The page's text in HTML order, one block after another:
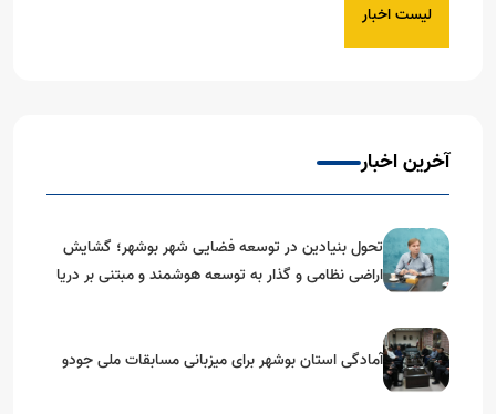
لیست اخبار
آخرین اخبار
تحول بنیادین در توسعه فضایی شهر بوشهر؛ گشایش
اراضی نظامی و گذار به توسعه هوشمند و مبتنی بر دریا
آمادگی استان بوشهر برای میزبانی مسابقات ملی جودو